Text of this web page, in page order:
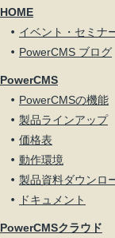
HOME
イベント・セミナ
PowerCMS ブログ
PowerCMS
PowerCMSの機能
製品ラインアップ
価格表
動作環境
製品資料ダウンロ
ドキュメント
PowerCMSクラウド